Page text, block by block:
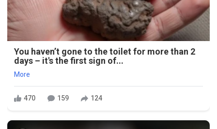
You haven’t gone to the toilet for more than 2
days – it's the first sign of...
More
470 159 124